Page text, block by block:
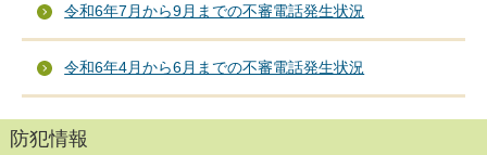
令和6年7月から9月までの不審電話発生状況
令和6年4月から6月までの不審電話発生状況
防犯情報